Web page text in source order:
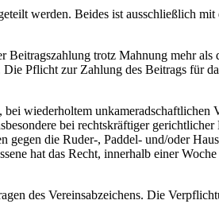
werden. Beides ist ausschließlich mit
trotz Mahnung mehr als
Pflicht zur Zahlung des Beitrags für
wiederholtem unkameradschaftlichen
bei rechtskräftiger gerichtlicher
gegen die Ruder-, Paddel- und/oder
hat das Recht, innerhalb einer
des Vereinsabzeichens. Die